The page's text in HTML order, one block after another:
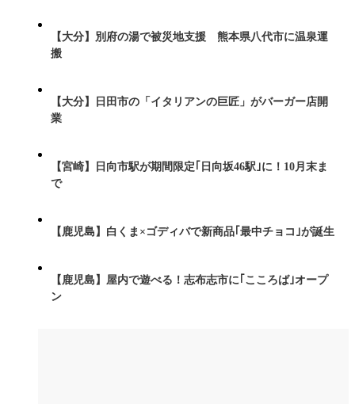
【大分】別府の湯で被災地支援 熊本県八代市に温泉運
搬
【大分】日田市の「イタリアンの巨匠」がバーガー店開
業
【宮崎】日向市駅が期間限定｢日向坂46駅｣に！10月末ま
で
【鹿児島】白くま×ゴディバで新商品｢最中チョコ｣が誕生
【鹿児島】屋内で遊べる！志布志市に｢こころば｣オープ
ン